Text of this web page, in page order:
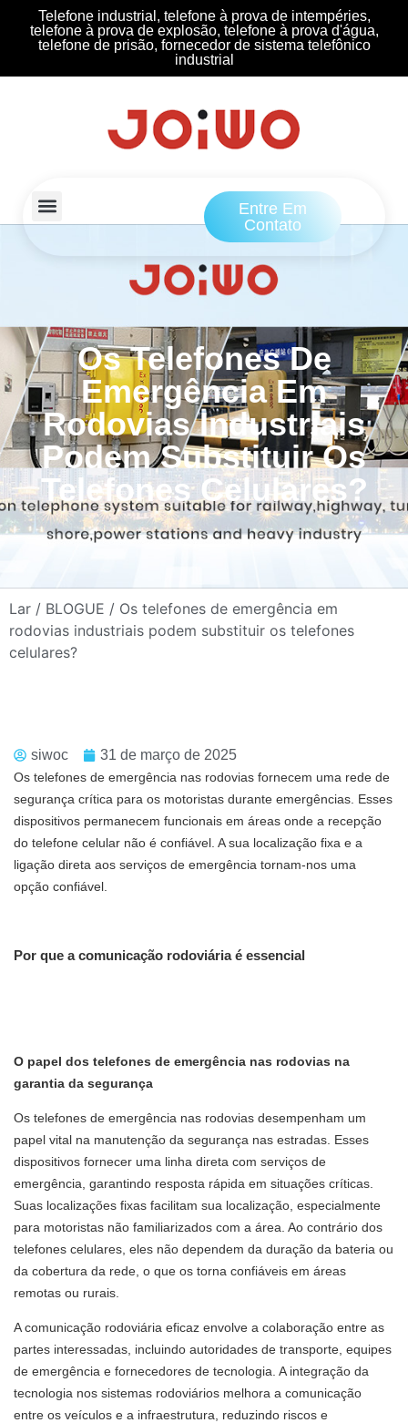
Telefone industrial, telefone à prova de intempéries,
telefone à prova de explosão, telefone à prova d'água,
telefone de prisão, fornecedor de sistema telefônico
industrial
Entre Em
Contato
Os Telefones De
Emergência Em
Rodovias Industriais
Podem Substituir Os
Telefones Celulares?
Lar / BLOGUE / Os telefones de emergência em
rodovias industriais podem substituir os telefones
celulares?
siwoc 31 de março de 2025
Os telefones de emergência nas rodovias fornecem uma rede de
segurança crítica para os motoristas durante emergências. Esses
dispositivos permanecem funcionais em áreas onde a recepção
do telefone celular não é confiável. A sua localização fixa e a
ligação direta aos serviços de emergência tornam-nos uma
opção confiável.
Por que a comunicação rodoviária é essencial
O papel dos telefones de emergência nas rodovias na
garantia da segurança
Os telefones de emergência nas rodovias desempenham um
papel vital na manutenção da segurança nas estradas. Esses
dispositivos fornecer uma linha direta com serviços de
emergência, garantindo resposta rápida em situações críticas.
Suas localizações fixas facilitam sua localização, especialmente
para motoristas não familiarizados com a área. Ao contrário dos
telefones celulares, eles não dependem da duração da bateria ou
da cobertura da rede, o que os torna confiáveis ​​em áreas
remotas ou rurais.
A comunicação rodoviária eficaz envolve a colaboração entre as
partes interessadas, incluindo autoridades de transporte, equipes
de emergência e fornecedores de tecnologia. A integração da
tecnologia nos sistemas rodoviários melhora a comunicação
entre os veículos e a infraestrutura, reduzindo riscos e